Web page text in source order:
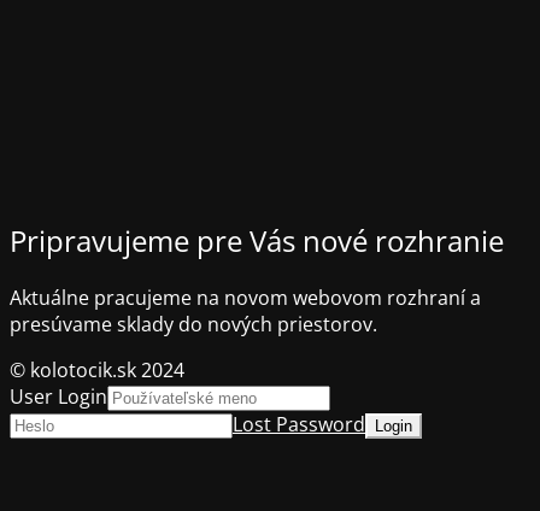
Pripravujeme pre Vás nové rozhranie
Aktuálne pracujeme na novom webovom rozhraní a
presúvame sklady do nových priestorov.
© kolotocik.sk 2024
User Login
Lost Password